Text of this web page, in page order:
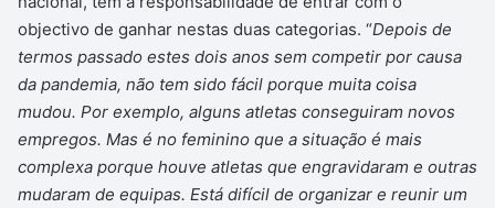
objectivo de ganhar nestas duas categorias. “Depois de
termos passado estes dois anos sem competir por causa
da pandemia, não tem sido fácil porque muita coisa
mudou. Por exemplo, alguns atletas conseguiram novos
empregos. Mas é no feminino que a situação é mais
complexa porque houve atletas que engravidaram e outras
mudaram de equipas. Está difícil de organizar e reunir um